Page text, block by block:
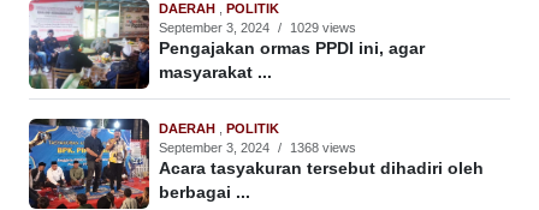
DAERAH , POLITIK
September 3, 2024 / 1029 views
Pengajakan ormas PPDI ini, agar
masyarakat ...
DAERAH , POLITIK
September 3, 2024 / 1368 views
Acara tasyakuran tersebut dihadiri oleh
berbagai ...